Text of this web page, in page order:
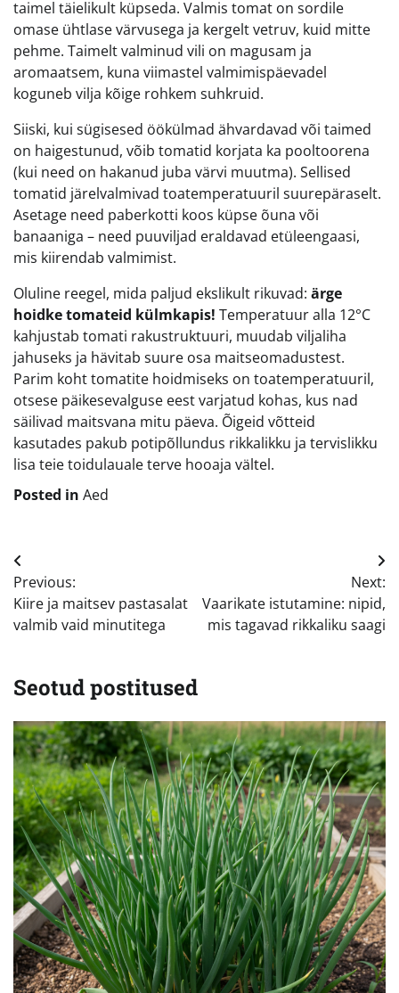
taimel täielikult küpseda. Valmis tomat on sordile
omase ühtlase värvusega ja kergelt vetruv, kuid mitte
pehme. Taimelt valminud vili on magusam ja
aromaatsem, kuna viimastel valmimispäevadel
koguneb vilja kõige rohkem suhkruid.
Siiski, kui sügisesed öökülmad ähvardavad või taimed
on haigestunud, võib tomatid korjata ka pooltoorena
(kui need on hakanud juba värvi muutma). Sellised
tomatid järelvalmivad toatemperatuuril suurepäraselt.
Asetage need paberkotti koos küpse õuna või
banaaniga – need puuviljad eraldavad etüleengaasi,
mis kiirendab valmimist.
Oluline reegel, mida paljud ekslikult rikuvad: ärge
hoidke tomateid külmkapis! Temperatuur alla 12°C
kahjustab tomati rakustruktuuri, muudab viljaliha
jahuseks ja hävitab suure osa maitseomadustest.
Parim koht tomatite hoidmiseks on toatemperatuuril,
otsese päikesevalguse eest varjatud kohas, kus nad
säilivad maitsvana mitu päeva. Õigeid võtteid
kasutades pakub potipõllundus rikkalikku ja tervislikku
lisa teie toidulauale terve hooaja vältel.
Posted in Aed
Navigeerimine
Previous:
Kiire ja maitsev pastasalat
valmib vaid minutitega
Next:
Vaarikate istutamine: nipid,
mis tagavad rikkaliku saagi
Seotud postitused